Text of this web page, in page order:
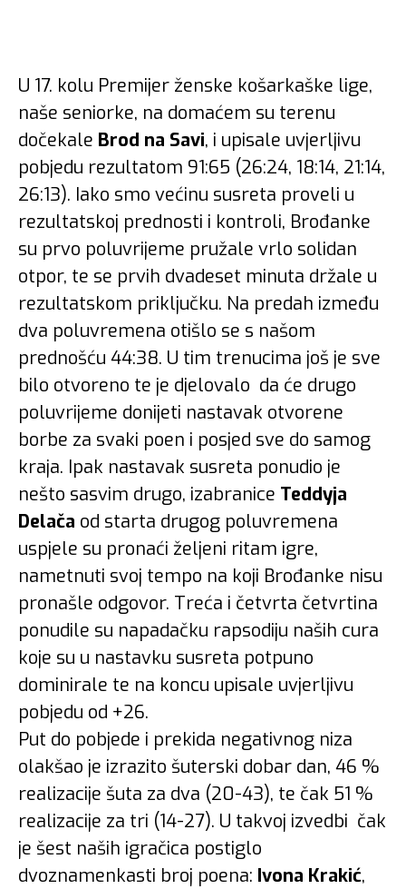
U 17. kolu Premijer ženske košarkaške lige,
naše seniorke, na domaćem su terenu
dočekale Brod na Savi, i upisale uvjerljivu
pobjedu rezultatom 91:65 (26:24, 18:14, 21:14,
26:13). Iako smo većinu susreta proveli u
rezultatskoj prednosti i kontroli, Brođanke
su prvo poluvrijeme pružale vrlo solidan
otpor, te se prvih dvadeset minuta držale u
rezultatskom priključku. Na predah između
dva poluvremena otišlo se s našom
prednošću 44:38. U tim trenucima još je sve
bilo otvoreno te je djelovalo da će drugo
poluvrijeme donijeti nastavak otvorene
borbe za svaki poen i posjed sve do samog
kraja. Ipak nastavak susreta ponudio je
nešto sasvim drugo, izabranice Teddyja
Delača od starta drugog poluvremena
uspjele su pronaći željeni ritam igre,
nametnuti svoj tempo na koji Brođanke nisu
pronašle odgovor. Treća i četvrta četvrtina
ponudile su napadačku rapsodiju naših cura
koje su u nastavku susreta potpuno
dominirale te na koncu upisale uvjerljivu
pobjedu od +26.
Put do pobjede i prekida negativnog niza
olakšao je izrazito šuterski dobar dan, 46 %
realizacije šuta za dva (20-43), te čak 51 %
realizacije za tri (14-27). U takvoj izvedbi čak
je šest naših igračica postiglo
dvoznamenkasti broj poena: Ivona Krakić,